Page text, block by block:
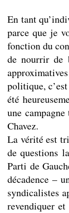
En tant
parce que je
fonction du
de nourrir de
politique,
été
une
Chavez.
La vérité est
de questions
Parti de
décadence –
syndicalistes
revendiquer